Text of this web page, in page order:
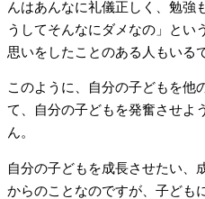
んはあんなに礼儀正しく、勉強
うしてそんなにダメなの」とい
思いをしたことのある人もいる
このように、自分の子どもを他
て、自分の子どもを発奮させよ
ん。
自分の子どもを成長させたい、
からのことなのですが、子ども